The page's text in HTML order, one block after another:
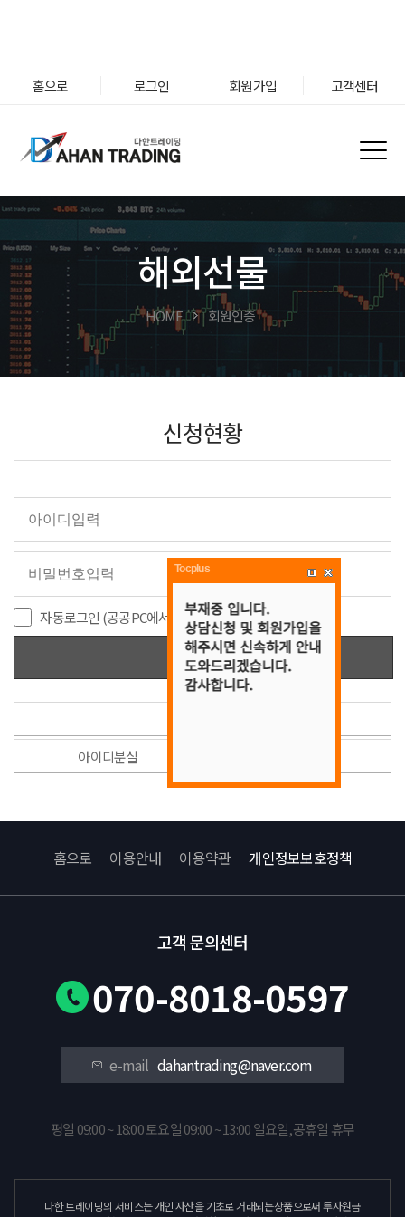
홈으로 로그인 회원가입 고객센터
해외선물
HOME 회원인증
신청현황
자동로그인 (공공PC에서는 사용을 제한해주세요.)
로그인
아이디분실
홈으로 이용안내 이용약관 개인정보보호정책
고객 문의센터
070-8018-0597
e-maildahantrading@naver.com
평일 09:00 ~ 18:00 토요일 09:00 ~ 13:00 일요일,공휴일 휴무
Tocplus